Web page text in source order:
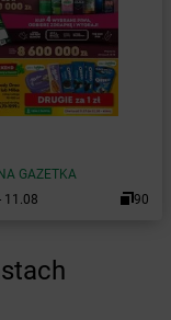
GAZETKA
11.08
90